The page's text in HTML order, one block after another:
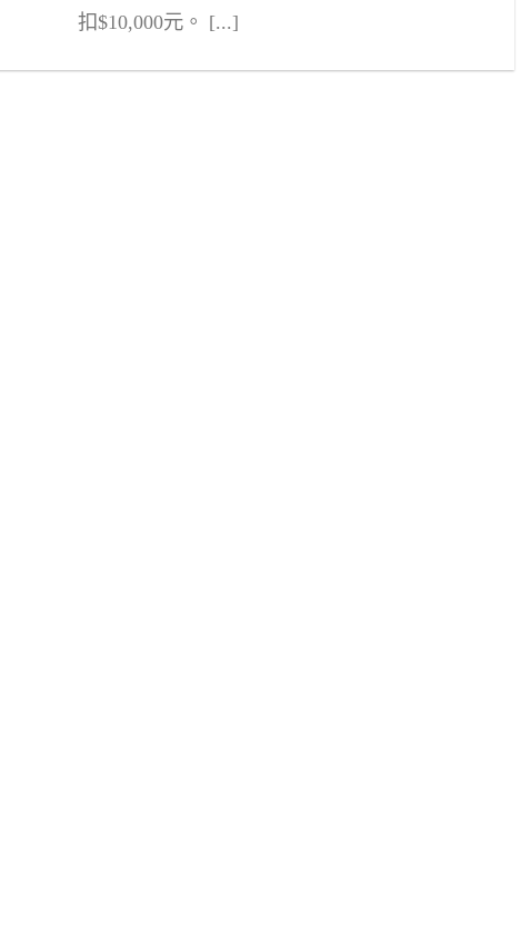
扣$10,000元。 [...]